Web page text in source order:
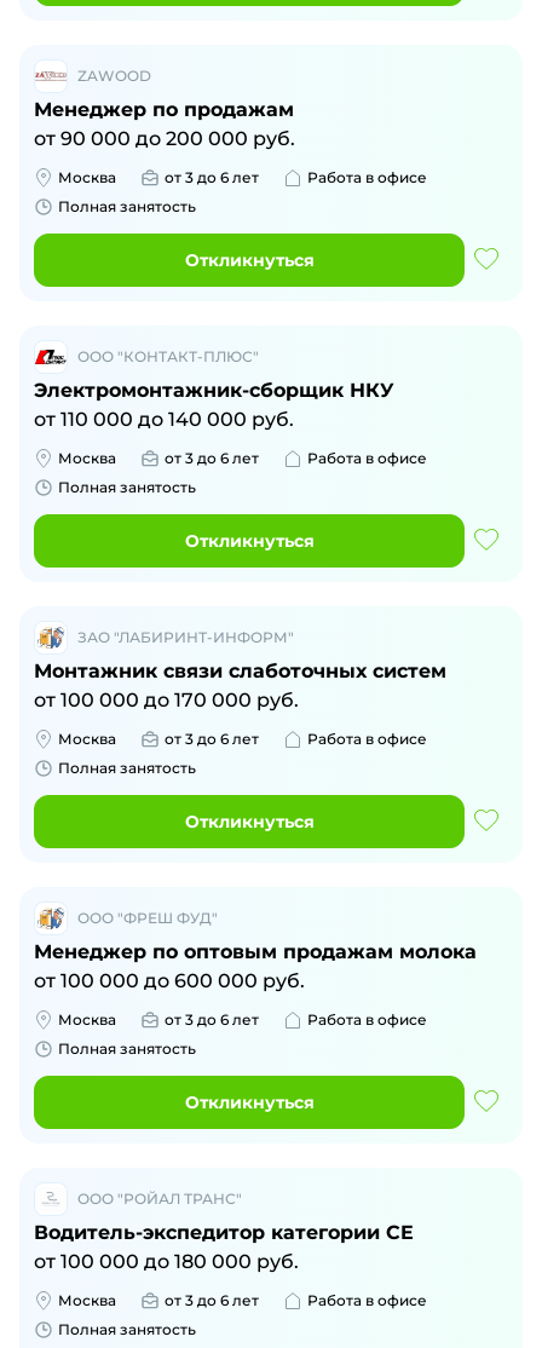
ZAWOOD
Менеджер по продажам
от 90 000 до 200 000 руб.
Москва от 3 до 6 лет
Работа в офисе
Полная занятость
Откликнуться
ООО "КОНТАКТ-ПЛЮС"
Электромонтажник-сборщик НКУ
от 110 000 до 140 000 руб.
Москва от 3 до 6 лет
Работа в офисе
Полная занятость
Откликнуться
ЗАО "ЛАБИРИНТ-ИНФОРМ"
Монтажник связи слаботочных систем
от 100 000 до 170 000 руб.
Москва от 3 до 6 лет
Работа в офисе
Полная занятость
Откликнуться
ООО "ФРЕШ ФУД"
Менеджер по оптовым продажам молока
от 100 000 до 600 000 руб.
Москва от 3 до 6 лет
Работа в офисе
Полная занятость
Откликнуться
ООО "РОЙАЛ ТРАНС"
Водитель-экспедитор категории CE
от 100 000 до 180 000 руб.
Москва от 3 до 6 лет
Работа в офисе
Полная занятость